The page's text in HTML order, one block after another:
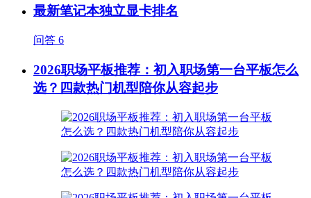
最新笔记本独立显卡排名
问答 6
2026职场平板推荐：初入职场第一台平板怎么
选？四款热门机型陪你从容起步